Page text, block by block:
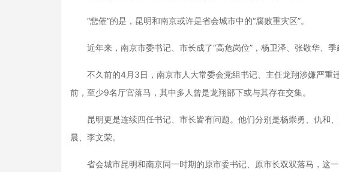
“悲催”的是，昆明和南京或许是省会城市中的“腐败重灾区”。
近年来，南京市委书记、市长成了“高危岗位”，杨卫泽、张敬华、季
不久前的4月3日，南京市人大常委会党组书记、主任龙翔涉嫌严重
前，至少9名厅官落马，其中多人曾是龙翔部下或与其存在交集。
昆明更是连续四任书记、市长皆有问题。他们分别是杨崇勇、仇和
晨、李文荣。
省会城市昆明和南京同一时期的原市委书记、原市长双双落马，这